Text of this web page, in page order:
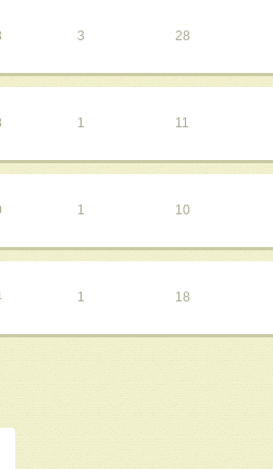
3 28
1 11
1 10
1 18